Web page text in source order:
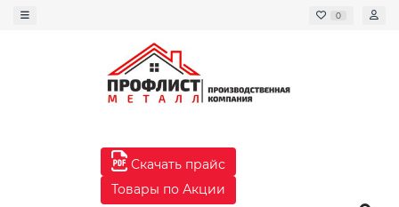
0
Скачать прайс
Товары по Акции